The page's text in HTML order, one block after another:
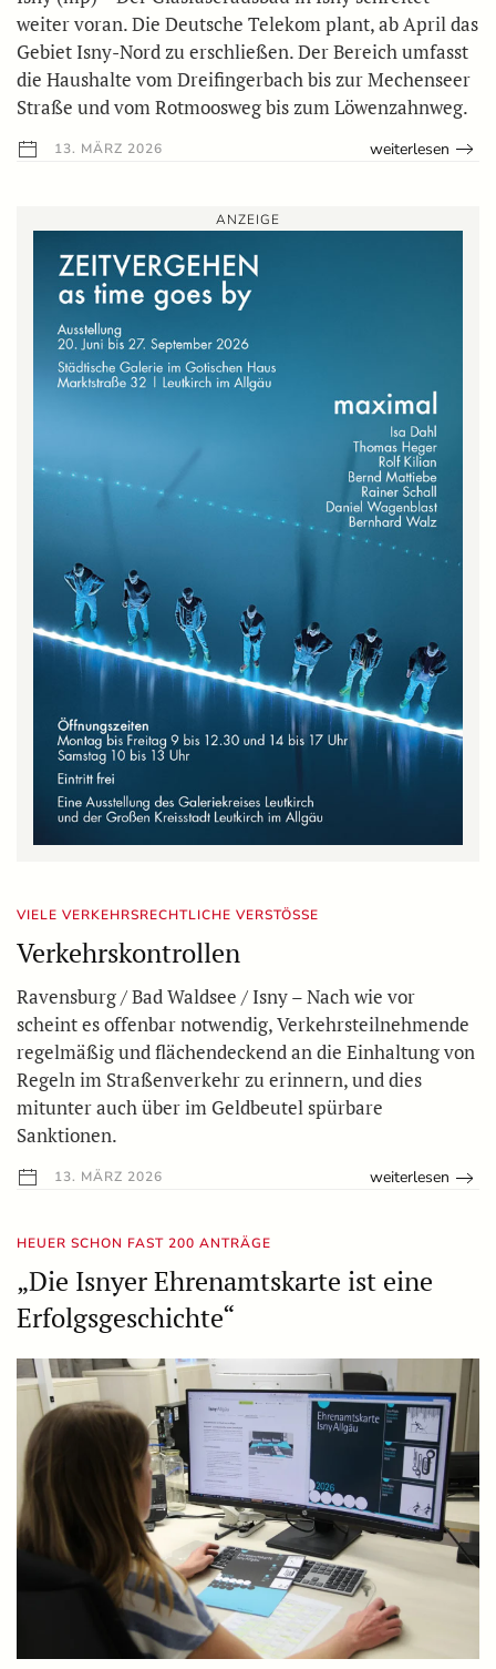
weiter voran. Die Deutsche Telekom plant, ab April das
Gebiet Isny-Nord zu erschließen. Der Bereich umfasst
die Haushalte vom Dreifingerbach bis zur Mechenseer
Straße und vom Rotmoosweg bis zum Löwenzahnweg.
13. MÄRZ 2026 weiterlesen
ANZEIGE
VIELE VERKEHRSRECHTLICHE VERSTÖSSE
Verkehrskontrollen
Ravensburg / Bad Waldsee / Isny – Nach wie vor
scheint es offenbar notwendig, Verkehrsteilnehmende
regelmäßig und flächendeckend an die Einhaltung von
Regeln im Straßenverkehr zu erinnern, und dies
mitunter auch über im Geldbeutel spürbare
Sanktionen.
13. MÄRZ 2026 weiterlesen
HEUER SCHON FAST 200 ANTRÄGE
„Die Isnyer Ehrenamtskarte ist eine
Erfolgsgeschichte“